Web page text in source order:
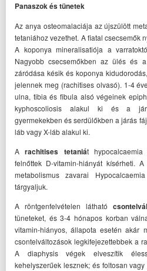
Panaszok és tünetek
Az anya osteomalaciája az újszülött
tetaniához vezethet. A fiatal csecsemők
A koponya mineralisatiója a
Nagyobb csecsemőkben az ülés és
záródása késik és koponya
jelennek meg (rachitises olvasó). 1-4
ulna, tibia és fibula alsó végeinek
kyphoscoliosis alakul ki és a
gyermekekben és serdülőkben a járás
láb vagy X-láb alakul ki.
Arachitises tetaniát
felnőttek D-vitamin-hiányát kísérheti.
metabolismus zavarai
tárgyaljuk.
A röntgenfelvételen látható
tüneteket, és 3-4 hónapos korban
vitamin-hiányos, állapota esetén akár
csontelváltozások legkifejezettebbek a
A diaphysis végek elveszítik
kehelyszerűek lesznek; és foltosan